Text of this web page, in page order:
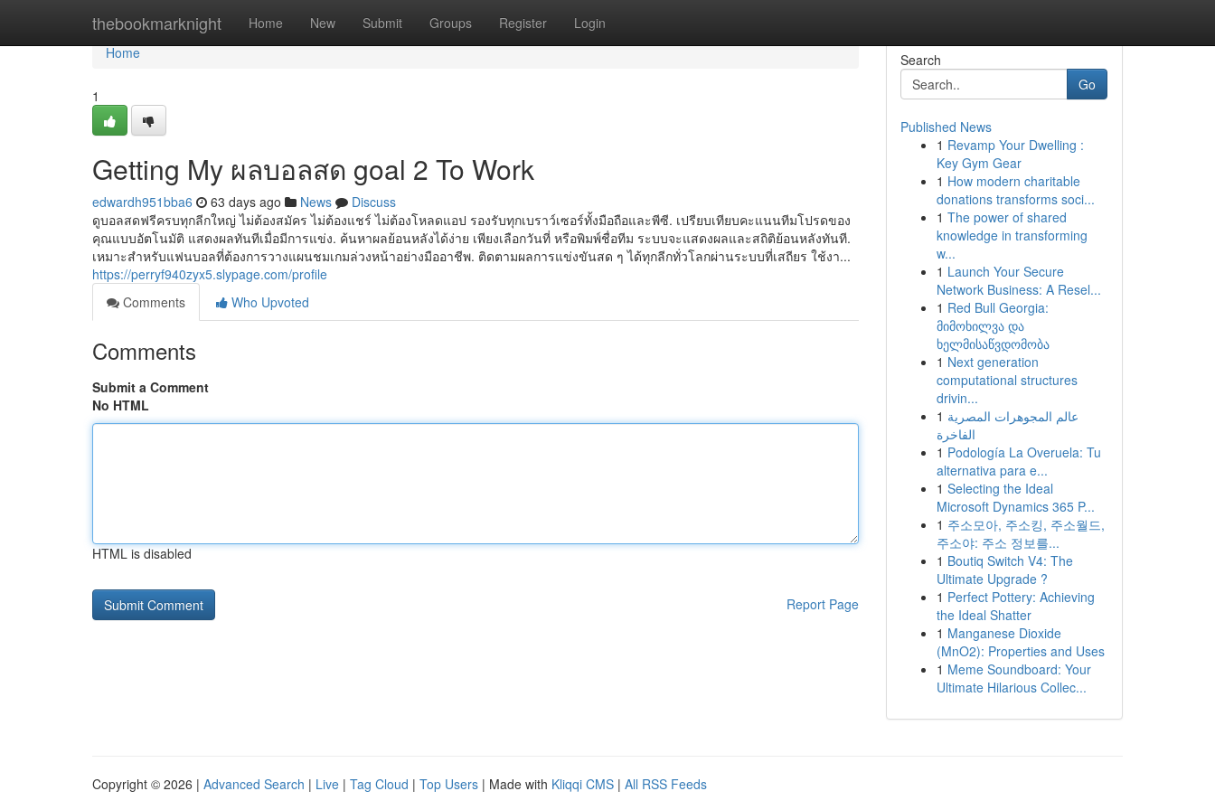
thebookmarknight Home New Submit Groups Register Login
Home
Home
1
Getting My ผลบอลสด goal 2 To Work
edwardh951bba6 63 days ago News
Discuss
ดูบอลสดฟรีครบทุกลีกใหญ่ ไม่ต้องสมัคร ไม่ต้องแชร์ ไม่ต้องโหลดแอป รองรับทุกเบราว์เซอร์ทั้งมือถือและพีซี. เปรียบเทียบคะแนนทีมโปรดของ
คุณแบบอัตโนมัติ แสดงผลทันทีเมื่อมีการแข่ง. ค้นหาผลย้อนหลังได้ง่าย เพียงเลือกวันที่ หรือพิมพ์ชื่อทีม ระบบจะแสดงผลและสถิติย้อนหลังทันที.
เหมาะสำหรับแฟนบอลที่ต้องการวางแผนชมเกมล่วงหน้าอย่างมืออาชีพ. ติดตามผลการแข่งขันสด ๆ ได้ทุกลีกทั่วโลกผ่านระบบที่เสถียร ใช้งา...
https://perryf940zyx5.slypage.com/profile
Comments
Who Upvoted
Comments
Submit a Comment
No HTML
HTML is disabled
Report Page
Search
Go
Published News
1 Revamp Your Dwelling :
Key Gym Gear
1 How modern charitable
donations transforms soci...
1 The power of shared
knowledge in transforming
w...
1 Launch Your Secure
Network Business: A Resel...
1 Red Bull Georgia:
მიმოხილვა და
ხელმისაწვდომობა
1 Next generation
computational structures
drivin...
1 عالم المجوهرات المصرية
الفاخرة
1 Podología La Overuela: Tu
alternativa para e...
1 Selecting the Ideal
Microsoft Dynamics 365 P...
1 주소모아, 주소킹, 주소월드,
주소야: 주소 정보를...
1 Boutiq Switch V4: The
Ultimate Upgrade ?
1 Perfect Pottery: Achieving
the Ideal Shatter
1 Manganese Dioxide
(MnO2): Properties and Uses
1 Meme Soundboard: Your
Ultimate Hilarious Collec...
Copyright © 2026 | Advanced Search | Live | Tag Cloud | Top Users | Made with Kliqqi CMS | All RSS Feeds